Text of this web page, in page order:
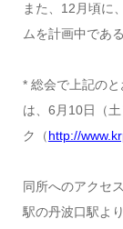
また、12月頃に
ムを計画中である
* 総会で上記の
は、6月10日（
ク（http://
同所へのアクセ
駅の丹波口駅よ